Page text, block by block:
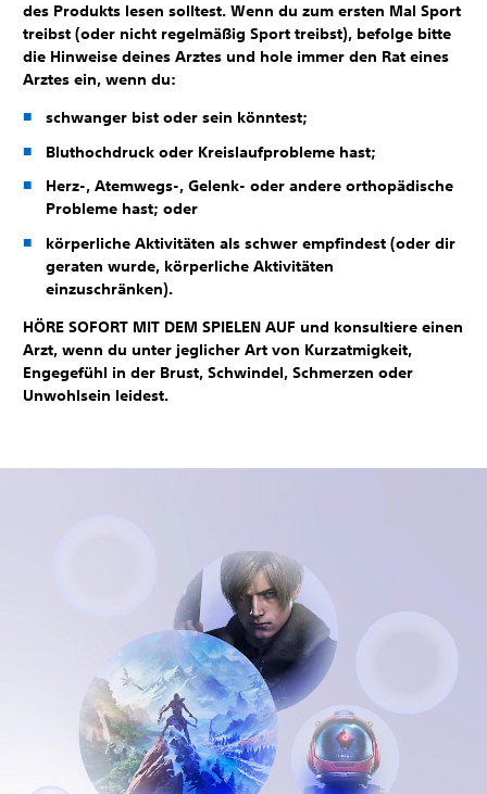
des Produkts lesen solltest. Wenn du zum ersten Mal Sport
treibst (oder nicht regelmäßig Sport treibst), befolge bitte
die Hinweise deines Arztes und hole immer den Rat eines
Arztes ein, wenn du:
schwanger bist oder sein könntest;
Bluthochdruck oder Kreislaufprobleme hast;
Herz-, Atemwegs-, Gelenk- oder andere orthopädische
Probleme hast; oder
körperliche Aktivitäten als schwer empfindest (oder dir
geraten wurde, körperliche Aktivitäten
einzuschränken).
HÖRE SOFORT MIT DEM SPIELEN AUF und konsultiere einen
Arzt, wenn du unter jeglicher Art von Kurzatmigkeit,
Engegefühl in der Brust, Schwindel, Schmerzen oder
Unwohlsein leidest.